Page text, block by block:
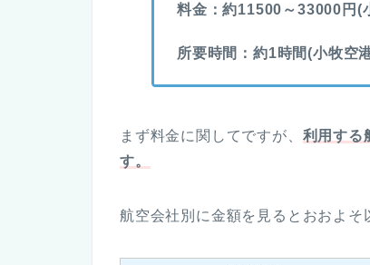
料金：約11500～33000円(
所要時間：約1時間(小牧空
まず料金に関してですが、 利用する
す。
航空会社別に金額を見るとおおよ